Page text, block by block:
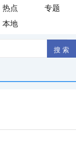
热点
专题
本地